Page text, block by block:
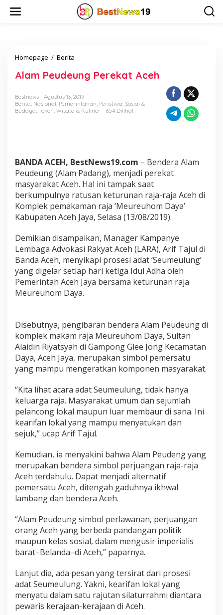
Homepage / Berita
a
P
e
u
P
e
r
e
k
a
t
c
e
h
Alam Peudeung Perekat Aceh
Bestnews
Agustus 13, 2019
Berita, Nasional, Pemerintahan, Peristiwa, Sosial &
Budaya, Tokoh, Wisata & Kuliner 654 Dilihat
BANDA ACEH, BestNews19.com – Bendera Alam
Peudeung (Alam Padang), menjadi perekat
masyarakat Aceh. Hal ini tampak saat
berkumpulnya ratusan keturunan raja-raja Aceh di
Komplek pemakaman raja ‘Meureuhom Daya’
Kabupaten Aceh Jaya, Selasa (13/08/2019).
Demikian disampaikan, Manager Kampanye
Lembaga Advokasi Rakyat Aceh (LARA), Arif Tajul di
Banda Aceh, menyikapi prosesi adat ‘Seumeulung’
yang digelar setiap hari ketiga Idul Adha oleh
Pemerintah Aceh Jaya bersama keturunan raja
Meureuhom Daya.
Disebutnya, pengibaran bendera Alam Peudeung di
komplek makam raja Meureuhom Daya, Sultan
Alaidin Riyatsyah di Gampong Glee Jong Kecamatan
Daya, Aceh Jaya, merupakan simbol pemersatu
yang mampu mengeratkan komponen masyarakat.
“Kita lihat acara adat Seumeulung, tidak hanya
keluarga raja. Masyarakat umum dan sejumlah
pelancong lokal maupun luar membaur di sana. Ini
kearifan lokal yang mampu menyatukan dan
sejuk,” ucap Arif Tajul.
Kemudian, ia menyakini bahwa Alam Peudeng yang
merupakan bendera simbol perjuangan raja-raja
Aceh terdahulu. Dapat menjadi alternatif
pemersatu Aceh, ditengah gaduhnya ikhwal
lambang dan bendera Aceh.
“Alam Peudeung simbol perlawanan, perjuangan
orang Aceh yang berbeda pandangan politik
maupun kelas sosial, dalam mengusir imperialis
barat–Belanda–di Aceh,” paparnya.
Lanjut dia, ada pesan yang tersirat dari prosesi
adat Seumeulung. Yakni, kearifan lokal yang
menyatu dalam satu rajutan silaturrahmi diantara
pewaris kerajaan-kerajaan di Aceh.